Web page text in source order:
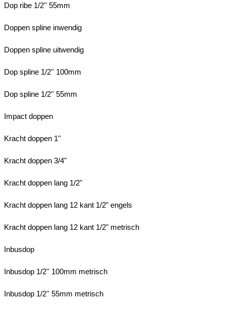
Dop ribe 1/2'' 55mm
Doppen spline inwendig
Doppen spline uitwendig
Dop spline 1/2'' 100mm
Dop spline 1/2'' 55mm
Impact doppen
Kracht doppen 1''
Kracht doppen 3/4"
Kracht doppen lang 1/2"
Kracht doppen lang 12 kant 1/2" engels
Kracht doppen lang 12 kant 1/2" metrisch
Inbusdop
Inbusdop 1/2'' 100mm metrisch
Inbusdop 1/2'' 55mm metrisch